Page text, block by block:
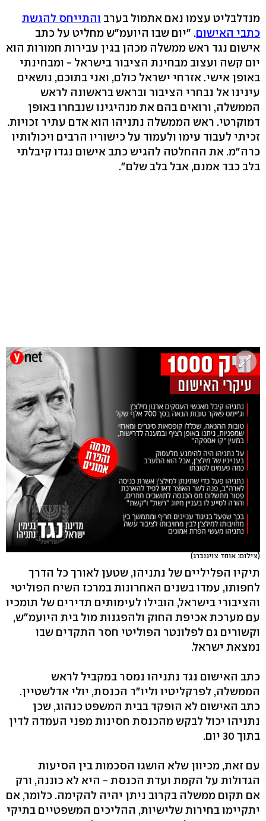
מנדלבליט עצמו נאם אתמול בערב והתייחס להגשת
כתבי האישום. "יום שבו היועמ"ש מחליט על כתב
אישום נגד ראש ממשלה מכהן בגין עבירות חמורות הוא
יום קשה ועצוב מבחינת הציבור בישראל - ומבחינתי
באופן אישי. אזרחי ישראל כולם, ואני בתוכם, נושאים
עינינו אל נבחרי הציבור ובראש בראשונה לראש
הממשלה, ורואים בהם את מנהיגינו שנבחרו באופן
דמוקרטי. ראש הממשלה נתניהו הוא אדם עתיר זכויות.
זכיתי לעבוד עימו ולעמוד על כישוריו הרבים ויכולותיו
כרה"מ. את ההחלטה להגיש כתב אישום נגדו קיבלתי
בלב כבד אמנם, אבל בלב שלם".
(צילום: אוהד צויגנברג)
תיקיו הפליליים של נתניהו, שטען לאורך כל הדרך
לחפותו, עמדו בשנים האחרונות במרכז השיח הפוליטי
והציבורי בישראל, הובילו לעימותים תדירים של תומכיו
עם מערכת אכיפת החוק ולהפגנות מול בית היועמ"ש,
וקשורים גם לפלונטר הפוליטי חסר התקדים שבו
נמצאת ישראל.
כתב האישום נגד נתניהו נמסר במקביל לראש
הממשלה, לפרקליטיו וליו"ר הכנסת, יולי אדלשטיין.
כתב האישום לא הופקד בבית המשפט כנהוג, שכן
נתניהו יכול לבקש מהכנסת חסינות מפני העמדה לדין
בתוך 30 יום.
עם זאת, מכיוון שלא הושגו הסכמות בין הסיעות
הגדולות על הקמת ועדת הכנסת - היא לא כוננה, ורק
אם תקום ממשלה בקרוב ניתן יהיה להקימה. כלומר, אם
יתקיימו בחירות שלישיות, ההליכים המשפטיים בתיקי